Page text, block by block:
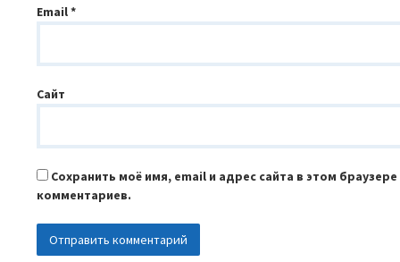
Email*
Сайт
Сохранить моё имя, email и адрес сайта в этом
комментариев.